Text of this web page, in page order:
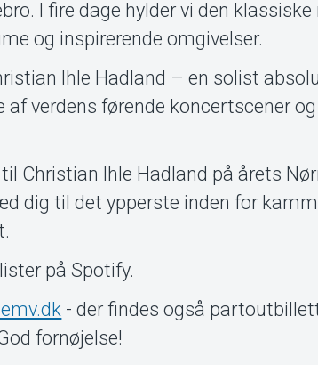
I fire dage hylder vi den
og inspirerende omgivelser.
Ihle Hadland – en solist
verdens førende koncertscener
Christian Ihle Hadland på årets
dig til det ypperste inden for
på Spotify.
- der findes også
fornøjelse!